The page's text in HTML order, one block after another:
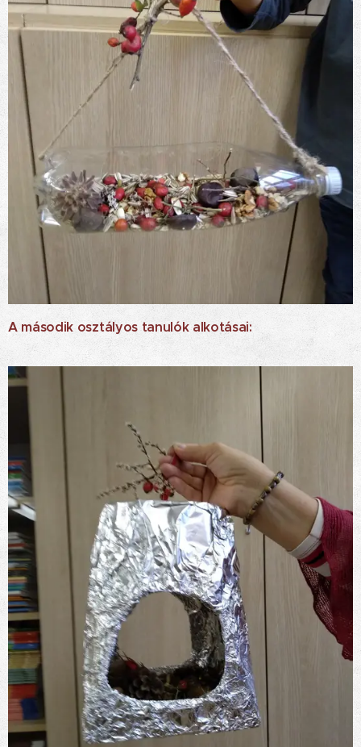
A második osztályos tanulók alkotásai: